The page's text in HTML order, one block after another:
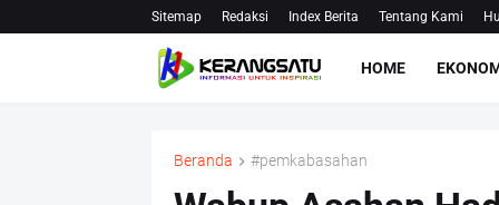
Sitemap Redaksi Index Berita Tentang Kami
HOME
Beranda #pemkabasahan